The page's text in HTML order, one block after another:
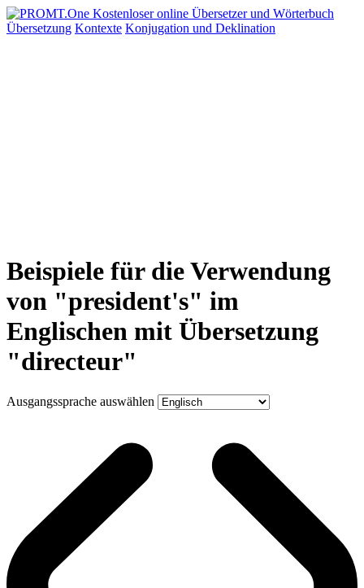
Übersetzung Kontexte Konjugation und Deklination
Beispiele für die Verwendung
von "president's" im
Englischen mit Übersetzung
"directeur"
Ausgangssprache auswählen